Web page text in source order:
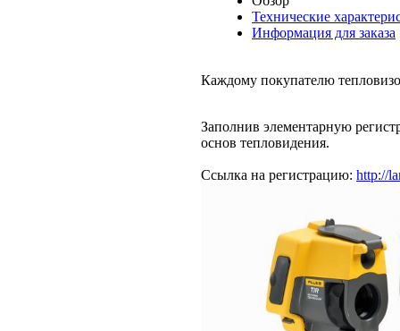
Технические
Информация для заказа
Каждому покупателю
Заполнив элементарную
основ тепловидения.
Ссылка на регистрацию: http://